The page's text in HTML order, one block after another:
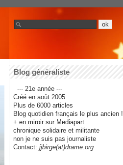
Blog généraliste
--- 21e année ---
Créé en août 2005
Plus de 6000 articles
Blog quotidien français le plus ancien !
+ en miroir sur Mediapart
chronique solidaire et militante
non je ne suis pas journaliste
Contact: jjbirge(at)drame.org